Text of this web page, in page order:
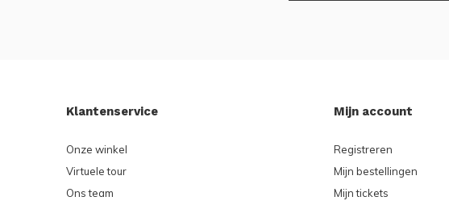
Klantenservice
Onze winkel
Virtuele tour
Ons team
Mijn account
Registreren
Mijn bestellingen
Mijn tickets